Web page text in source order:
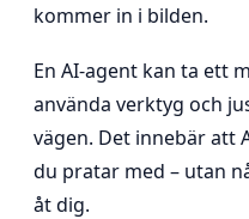
kommer in i bilden.
En AI-agent kan ta ett
använda verktyg och
vägen. Det innebär att
du pratar med – utan
åt dig.